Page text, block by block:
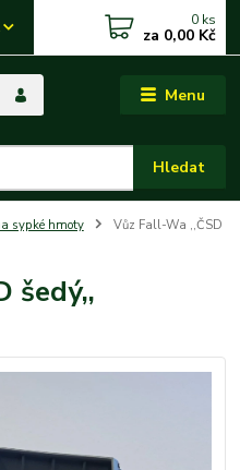
Menu
Hledat
0 ks
za 0,00 Kč
sypké hmoty
Vůz Fall-Wa ,,ČSD
šedý,,